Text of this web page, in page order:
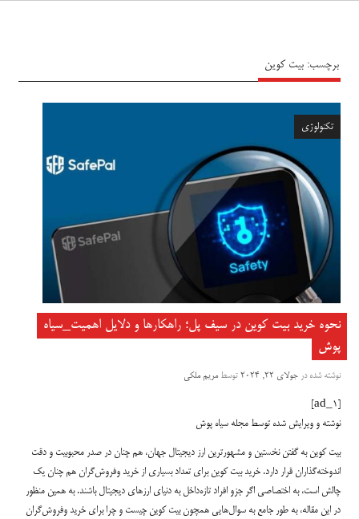
برچسب: بیت کوین
تکنولوژی
نحوه خرید بیت کوین در سیف پل؛ راهکارها و دلایل اهمیت_سیاه
پوش
نوشته شده در جولای 22, 2024 توسطمریم ملکی
نوشته و ویرایش شده توسط مجله سیاه پوش
بیت کوین به گفتن نخستین و مشهورترین ارز دیجیتال جهان، هم چنان در صدر محبوبیت و دقت
اندوخته‌گذاران قرار دارد. خرید بیت کوین برای تعداد بسیاری از خرید وفروش‌گران هم چنان یک
چالش است، به اختصاصی اگر جزو افراد تازه‌داخل به دنیای ارزهای دیجیتال باشند. به همین منظور
در این مقاله، به طور جامع به سوال‌هایی همچون بیت کوین چیست و چرا برای خرید وفروش‌گران